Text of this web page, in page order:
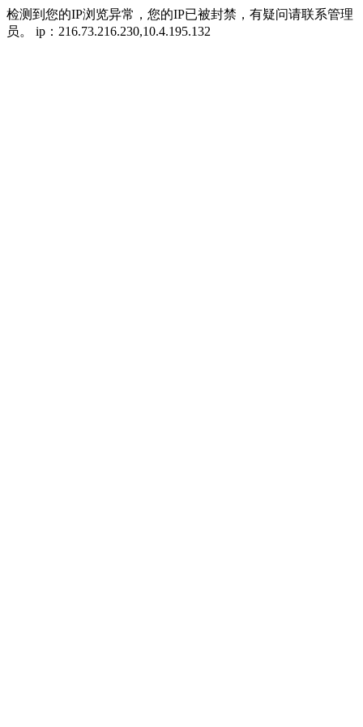
检测到您的IP浏览异常，您的IP已被封禁，有疑问请联系管理
员。 ip：216.73.216.230,10.4.195.132